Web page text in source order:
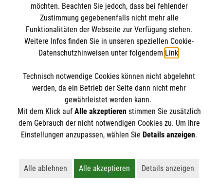
Kontakt
Malteser in Deutschland
Malteserorden
Sharepoint
Spendenkonto
Bank: Pax-Bank für Kirche und Caritas eG
IBAN: DE47370601933090433147
BIC: GENODED1PAX
So finden Sie uns
Bosenheimer Str. 85
55543 Bad Kreuznach
Email: info.kreuznach@malteser.org
Der Malteser Hilfsdienst e.V. ist als eingetragene
Gewerbesteuer befreit.
möchten. Beachten Sie jedoch, dass bei fehlender
Zustimmung gegebenenfalls nicht mehr alle
Funktionalitäten der Webseite zur Verfügung stehen.
Weitere Infos finden Sie in unseren speziellen Cookie-
Datenschutzhinweisen unter folgendem Link.
Technisch notwendige Cookies können nicht abgelehnt
werden, da ein Betrieb der Seite dann nicht mehr
gewährleistet werden kann.
Mit dem Klick auf Alle akzeptierenstimmen Sie zusätzlich
dem Gebrauch der nicht notwendigen Cookies zu. Um Ihre
Einstellungen anzupassen, wählen Sie Details anzeigen.
Alle ablehnen
Lehnt alle nicht-essentiellen Cookies ab
Alle akzeptieren
Akzeptiert alle Cookies
Details anzeigen